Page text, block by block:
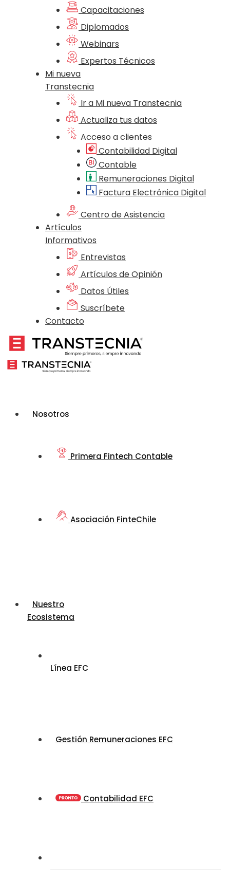
Capacitaciones
Diplomados
Webinars
Expertos Técnicos
Mi nueva
Transtecnia
Ir a Mi nueva Transtecnia
Actualiza tus datos
Acceso a clientes
Contabilidad Digital
Contable
Remuneraciones Digital
Factura Electrónica Digital
Centro de Asistencia
Artículos
Informativos
Entrevistas
Artículos de Opinión
Datos Útiles
Suscríbete
Contacto
Nosotros
Primera Fintech Contable
Asociación FinteChile
Nuestro
Ecosistema
Línea EFC
Gestión Remuneraciones EFC
Contabilidad EFC